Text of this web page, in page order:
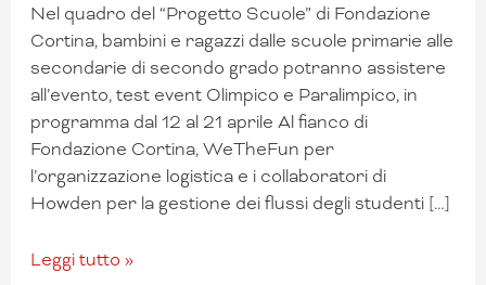
Nel quadro del “Progetto Scuole” di Fondazione
Cortina, bambini e ragazzi dalle scuole primarie alle
secondarie di secondo grado potranno assistere
all’evento, test event Olimpico e Paralimpico, in
programma dal 12 al 21 aprile Al fianco di
Fondazione Cortina, WeTheFun per
l’organizzazione logistica e i collaboratori di
Howden per la gestione dei flussi degli studenti […]
Leggi tutto »